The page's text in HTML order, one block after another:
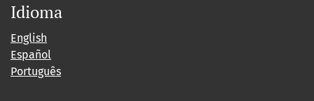
Idioma
English
Español
Português